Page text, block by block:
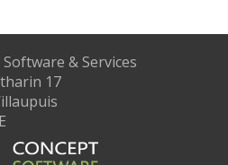
& Services
17